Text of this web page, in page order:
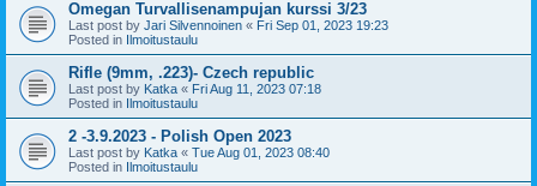
Omegan Turvallisenampujan kurssi 3/23
Last post by Jari Silvennoinen « Fri Sep 01, 2023 19:23
Posted in Ilmoitustaulu
Rifle (9mm, .223)- Czech republic
Last post by Katka « Fri Aug 11, 2023 07:18
Posted in Ilmoitustaulu
2 -3.9.2023 - Polish Open 2023
Last post by Katka « Tue Aug 01, 2023 08:40
Posted in Ilmoitustaulu